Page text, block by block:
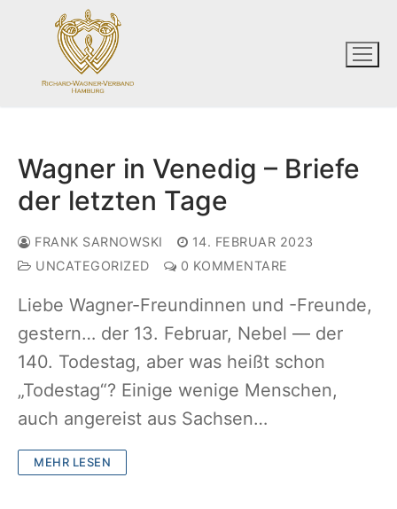
springen
Wagner in Venedig – Briefe
der letzten Tage
FRANK SARNOWSKI
14. FEBRUAR 2023
UNCATEGORIZED
0 KOMMENTARE
Liebe Wagner-Freundinnen und -Freunde,
gestern… der 13. Februar, Nebel — der
140. Todestag, aber was heißt schon
„Todestag“? Einige wenige Menschen,
auch angereist aus Sachsen…
MEHR LESEN